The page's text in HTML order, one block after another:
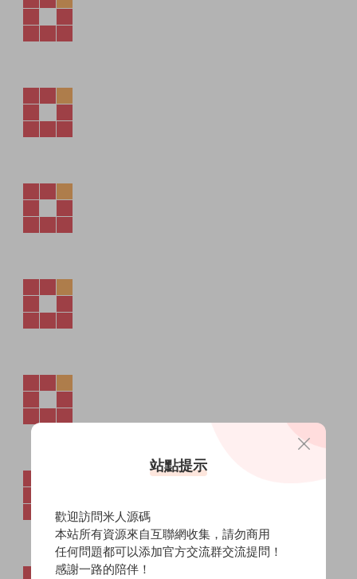
站點提示
歡迎訪問米人源碼
本站所有資源來自互聯網收集，請勿商用
任何問題都可以添加官方交流群交流提問！
感謝一路的陪伴！